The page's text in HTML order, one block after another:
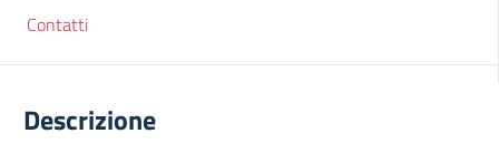
Contatti
Descrizione